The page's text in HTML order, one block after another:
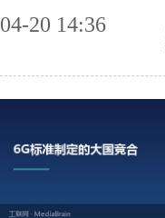
04-20 14:36